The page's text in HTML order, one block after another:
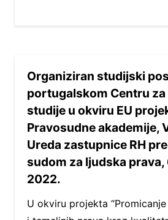
Organiziran studijski
portugalskom Centru
studije u okviru EU
Pravosudne akademije,
Ureda zastupnice RH
sudom za ljudska prava,
2022.
U okviru projekta